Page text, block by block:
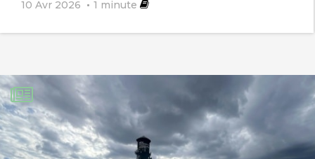
10 Avr 2026 1 minute